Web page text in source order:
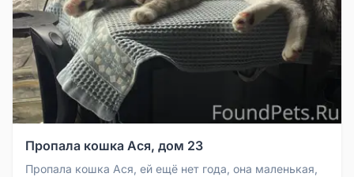
Пропала кошка Ася, дом 23
Пропала кошка Ася, ей ещё нет года, она маленькая,